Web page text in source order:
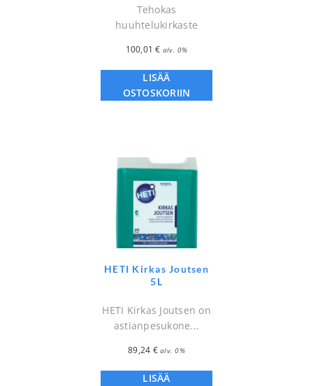
Tehokas
huuhtelukirkaste
100,01€ alv. 0%
LISÄÄ
OSTOSKORIIN
HETI Kirkas Joutsen
5L
HETI Kirkas Joutsen on
astianpesukone...
89,24 € alv. 0%
LISÄÄ